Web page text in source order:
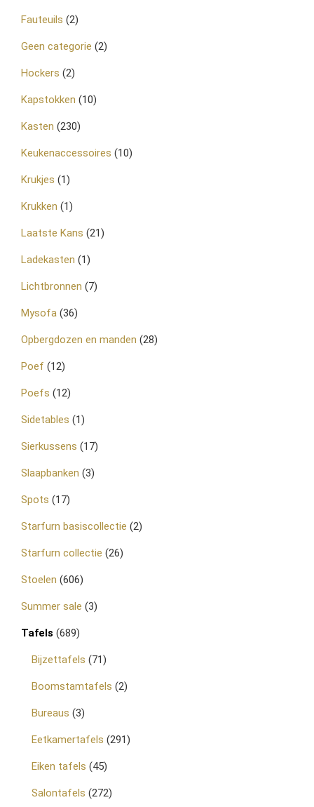
Fauteuils (2)
Geen categorie (2)
Hockers (2)
Kapstokken (10)
Kasten (230)
Keukenaccessoires (10)
Krukjes (1)
Krukken (1)
Laatste Kans (21)
Ladekasten (1)
Lichtbronnen (7)
Mysofa (36)
Opbergdozen en manden (28)
Poef (12)
Poefs (12)
Sidetables (1)
Sierkussens (17)
Slaapbanken (3)
Spots (17)
Starfurn basiscollectie (2)
Starfurn collectie (26)
Stoelen (606)
Summer sale (3)
Tafels (689)
Bijzettafels (71)
Boomstamtafels (2)
Bureaus (3)
Eetkamertafels (291)
Eiken tafels (45)
Salontafels (272)